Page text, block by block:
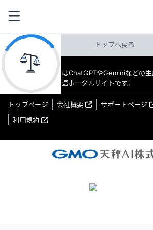
トップへ戻る
教えてAI byGMO はChatGPTやGeminiなどの
（指示文）の日本語ポータルサイトです。
トップページ 会社概要 サポートページ
利用規約